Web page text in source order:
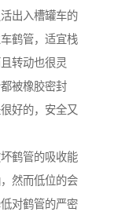
出入槽罐车的
鹤管，适宜栈
转动也很灵
被橡胶密封
好的，安全又
鹤管的吸收能
然而低位的会
对鹤管的严密